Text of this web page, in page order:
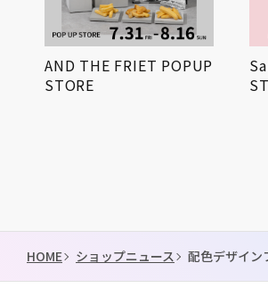
AND THE FRIET POPUP
STORE
HOME ショップニュース 配色デザイン